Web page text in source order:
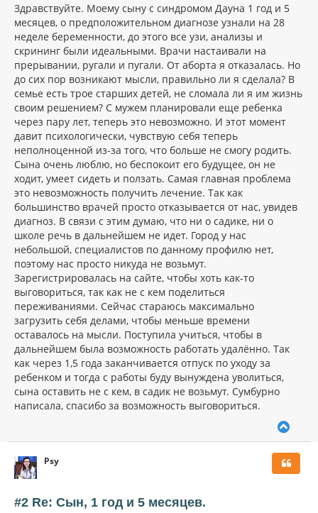
о
б
щ
е
н
и
е
Здравствуйте. Моему сыну с синдромом Дауна 1 год и 5
месяцев, о предположительном диагнозе узнали на 28
неделе беременности, до этого все узи, анализы и
скрининг были идеальными. Врачи настаивали на
прерывании, ругали и пугали. От аборта я отказалась. Но
до сих пор возникают мысли, правильно ли я сделала? В
семье есть трое старших детей, не сломала ли я им жизнь
своим решением? С мужем планировали еще ребенка
через пару лет, теперь это невозможно. И этот момент
давит психологически, чувствую себя теперь
неполноценной из-за того, что больше не смогу родить.
Сына очень люблю, но беспокоит его будущее, он не
ходит, умеет сидеть и ползать. Самая главная проблема
это невозможность получить лечение. Так как
большинство врачей просто отказывается от нас, увидев
диагноз. В связи с этим думаю, что ни о садике, ни о
школе речь в дальнейшем не идет. Город у нас
небольшой, специалистов по данному профилю нет,
поэтому нас просто никуда не возьмут.
Зарегистрировалась на сайте, чтобы хоть как-то
выговориться, так как не с кем поделиться
переживаниями. Сейчас стараюсь максимально
загрузить себя делами, чтобы меньше времени
оставалось на мысли. Поступила учиться, чтобы в
дальнейшем была возможность работать удалённо. Так
как через 1,5 года заканчивается отпуск по уходу за
ребенком и тогда с работы буду вынуждена уволиться,
сына оставить не с кем, в садик не возьмут. Сумбурно
написала, спасибо за возможность выговориться.
у
Psy
#2 Re: Сын, 1 год и 5 месяцев.